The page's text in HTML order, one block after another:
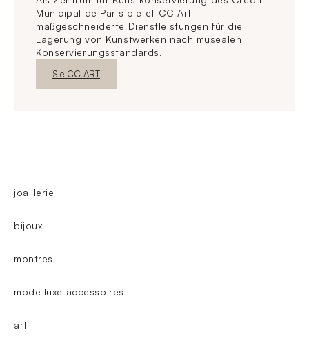
Municipal de Paris bietet CC Art
maßgeschneiderte Dienstleistungen für die
Lagerung von Kunstwerken nach musealen
Konservierungsstandards.
Neues FensterEntdecken
Sie CC ART
joaillerie
bijoux
montres
mode luxe accessoires
art